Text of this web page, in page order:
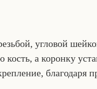
угловой
а коронку
благодаря